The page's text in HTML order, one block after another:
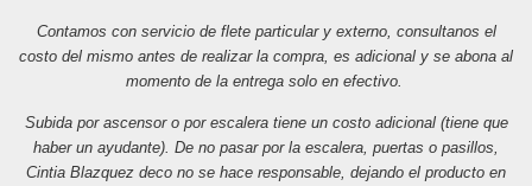
Contamos con servicio de flete particular y externo, consultanos el
costo del mismo antes de realizar la compra, es adicional y se abona al
momento de la entrega solo en efectivo.
Subida por ascensor o por escalera tiene un costo adicional (tiene que
haber un ayudante). De no pasar por la escalera, puertas o pasillos,
Cintia Blazquez deco no se hace responsable, dejando el producto en